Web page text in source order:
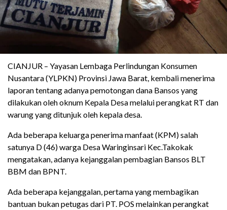
CIANJUR – Yayasan Lembaga Perlindungan Konsumen
Nusantara (YLPKN) Provinsi Jawa Barat, kembali menerima
laporan tentang adanya pemotongan dana Bansos yang
dilakukan oleh oknum Kepala Desa melalui perangkat RT dan
warung yang ditunjuk oleh kepala desa.
Ada beberapa keluarga penerima manfaat (KPM) salah
satunya D (46) warga Desa Waringinsari Kec.Takokak
mengatakan, adanya kejanggalan pembagian Bansos BLT
BBM dan BPNT.
Ada beberapa kejanggalan, pertama yang membagikan
bantuan bukan petugas dari PT. POS melainkan perangkat